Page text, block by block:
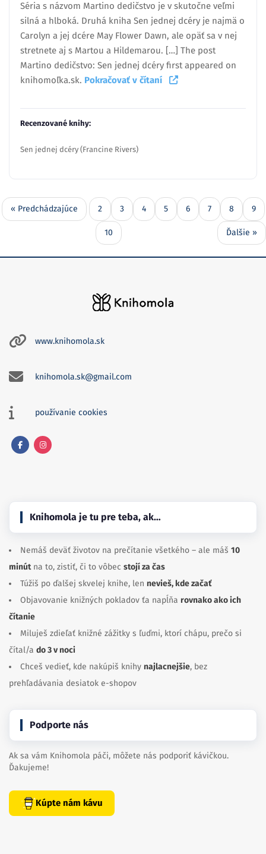
Séria s názvom Martino dedičstvo je v skutočne veľmi
silná a hlboká. Druhá kniha Sen jednej dcéry je najmä o
Carolyn a jej dcére May Flower Dawn, ale opäť sa v nej
stretnete aj s Martou a Hildemarou. […] The post
Martino dedičstvo: Sen jednej dcéry first appeared on
knihomoľka.sk. Pokračovať v čítaní
Recenzované knihy:
Sen jednej dcéry (Francine Rivers)
« Predchádzajúce 2 3 4 5 6 7 8 9
10 Ďalšie »
www.knihomola.sk
knihomola.sk@gmail.com
používanie cookies
Knihomola je tu pre teba, ak…
Nemáš deväť životov na prečítanie všetkého – ale máš 10
minútna to, zistiť, či to vôbec stojí za čas
Túžiš po ďalšej skvelej knihe, len nevieš, kde začať
Objavovanie knižných pokladov ťa napĺňa rovnako ako ich
čítanie
Miluješ zdieľať knižné zážitky s ľuďmi, ktorí chápu, prečo si
čítal/a do 3 v noci
Chceš vedieť, kde nakúpiš knihy najlacnejšie, bez
prehľadávania desiatok e-shopov
Podporte nás
Ak sa vám Knihomola páči, môžete nás podporiť kávičkou.
Ďakujeme!
Kúpte nám kávu